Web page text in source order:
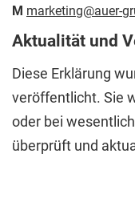
M marketing@auer-
Aktualität und
Diese Erklärung
veröffentlicht. Sie
oder bei
überprüft und